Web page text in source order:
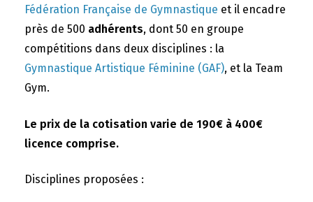
Fédération Française de Gymnastique et il encadre
près de 500 adhérents, dont 50 en groupe
compétitions dans deux disciplines : la
Gymnastique Artistique Féminine (GAF), et la Team
Gym.
Le prix de la cotisation varie de 190€ à 400€
licence comprise.
Disciplines proposées :